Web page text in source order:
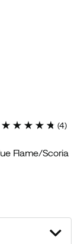
(4)
Flame/Scoria